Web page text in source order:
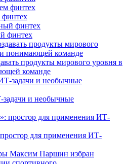
финтех
финтех
продукты мирового уровня в
команде
и необычные
для применения ИТ-